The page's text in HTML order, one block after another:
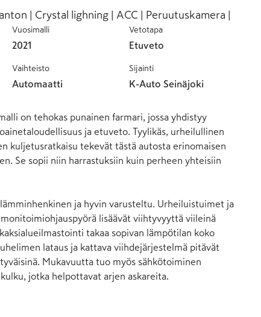
| Crystal lighning | ACC | Peruutuskamera |
Vuosimalli
2021
Vetotapa
Etuveto
Vaihteisto
Automaatti
Sijainti
K-Auto Seinäjoki
on tehokas punainen farmari, jossa yhdistyy
ja etuveto. Tyylikäs, urheilullinen
kuljetusratkaisu tekevät tästä autosta erinomaisen
Se sopii niin harrastuksiin kuin perheen yhteisiin
ja hyvin varusteltu. Urheiluistuimet ja
lisäävät viihtyvyyttä viileinä
takaa sopivan lämpötilan koko
lataus ja kattava viihdejärjestelmä pitävät
Mukavuutta tuo myös sähkötoiminen
jotka helpottavat arjen askareita.